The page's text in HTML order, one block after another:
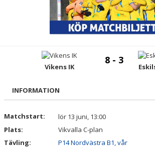
BILDGALLERI
KONTAKT
Vikens IK
8 - 3
INFORMATION
Matchstart:
lör 13 juni, 13:00
Plats:
Vikvalla C-plan
Tävling:
P14 Nordvästra B1, vår